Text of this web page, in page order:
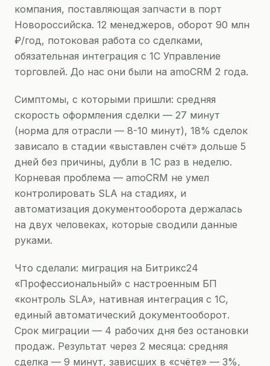
компания, поставляющая запчасти в порт
Новороссийска. 12 менеджеров, оборот 90 млн
₽/год, потоковая работа со сделками,
обязательная интеграция с 1С Управление
торговлей. До нас они были на amoCRM 2 года.
Симптомы, с которыми пришли: средняя
скорость оформления сделки — 27 минут
(норма для отрасли — 8-10 минут), 18% сделок
зависало в стадии «выставлен счёт» дольше 5
дней без причины, дубли в 1С раз в неделю.
Корневая проблема — amoCRM не умел
контролировать SLA на стадиях, и
автоматизация документооборота держалась
на двух человеках, которые сводили данные
руками.
Что сделали: миграция на Битрикс24
«Профессиональный» с настроенным БП
«контроль SLA», нативная интеграция с 1С,
единый автоматический документооборот.
Срок миграции — 4 рабочих дня без остановки
продаж. Результат через 2 месяца: средняя
сделка — 9 минут, зависших в «счёте» — 3%,